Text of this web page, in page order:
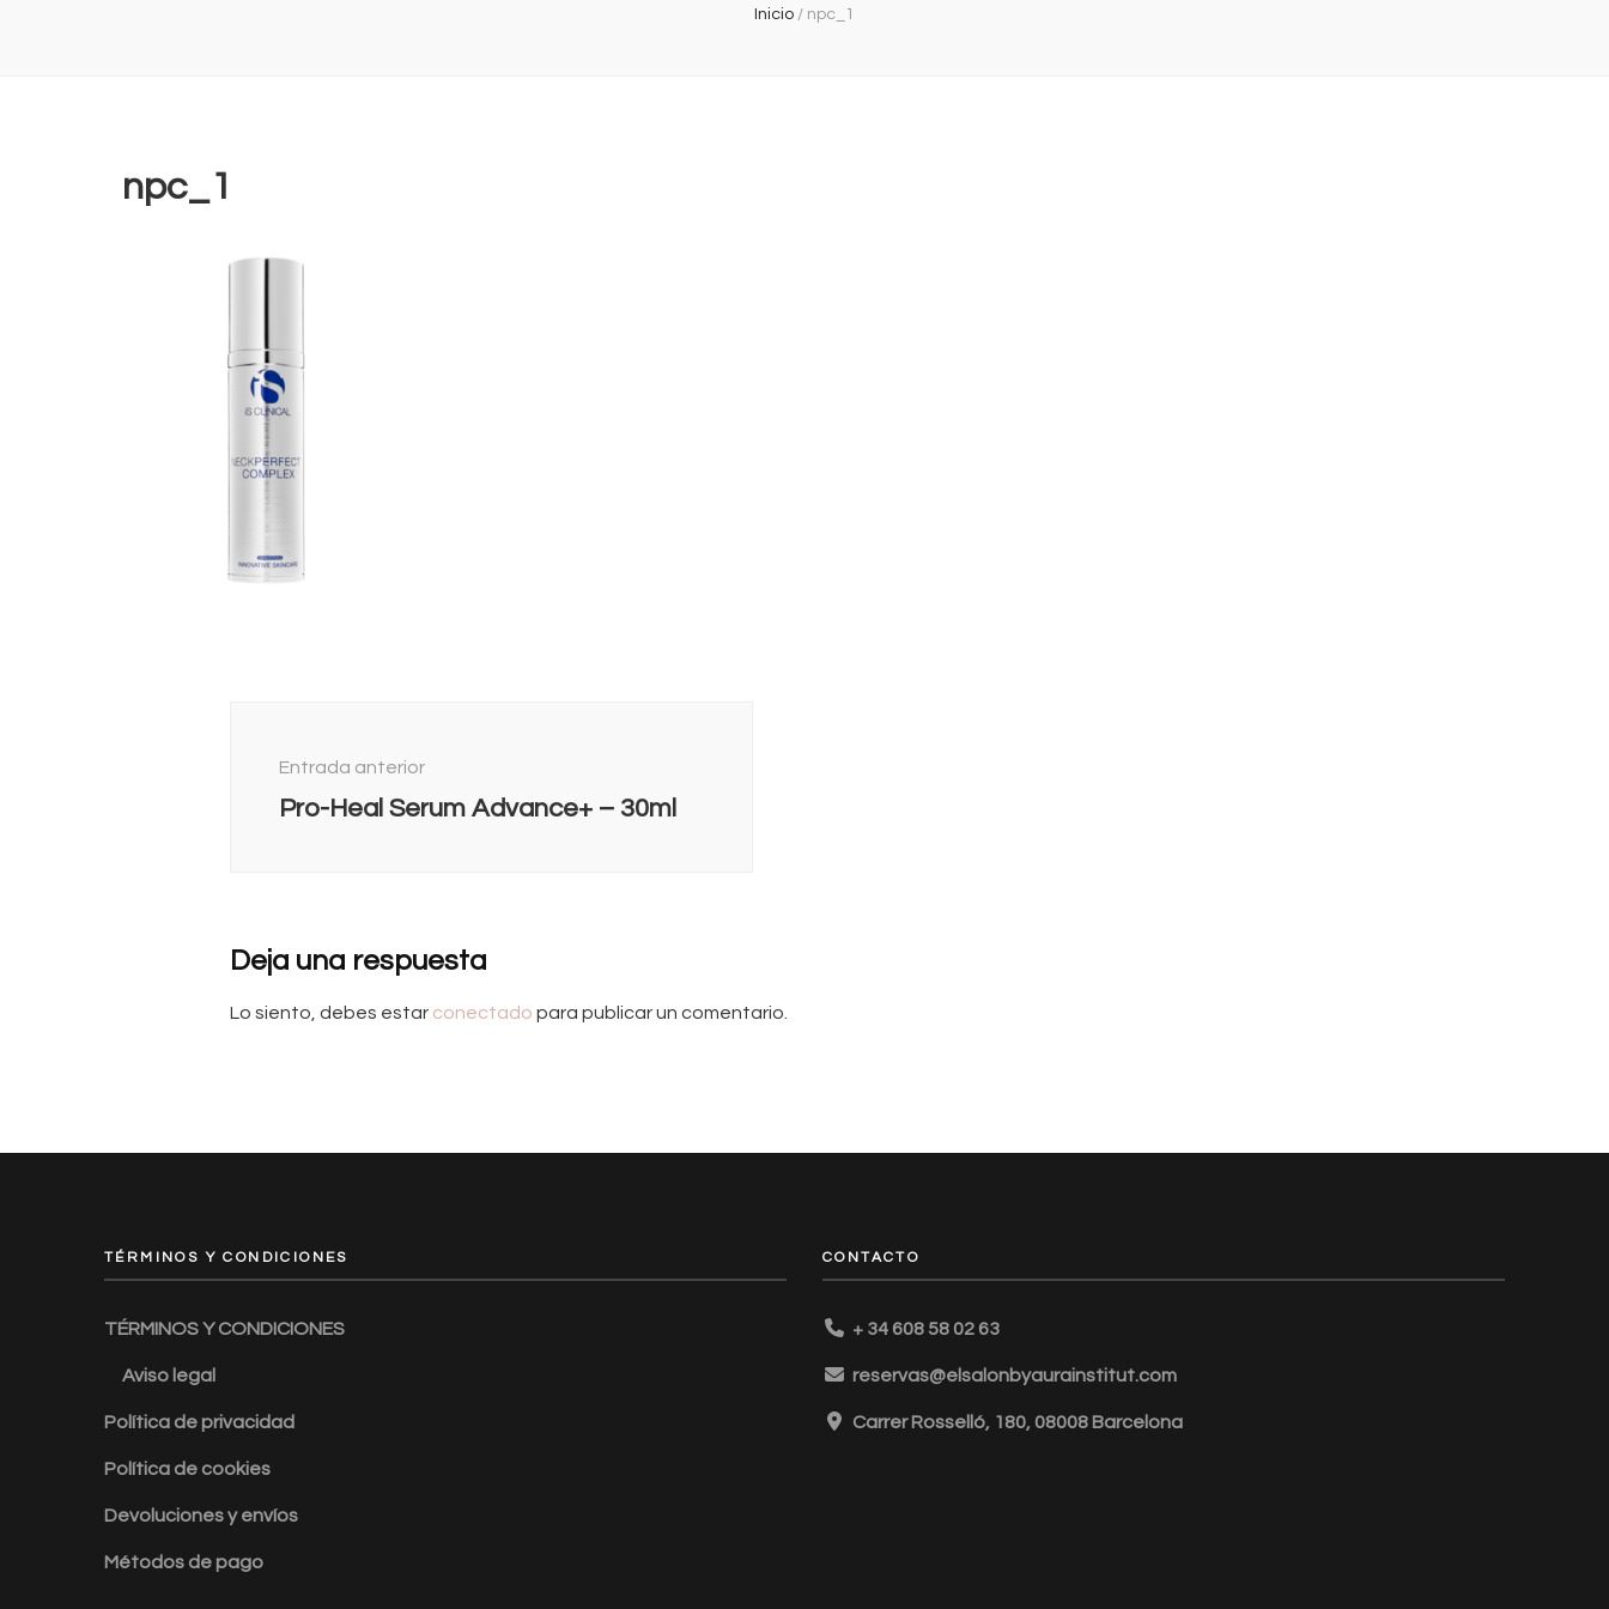
Inicio / npc_1
npc_1
entradas
Entrada anterior
Pro-Heal Serum Advance+ – 30ml
Deja una respuesta
Lo siento, debes estar conectado para publicar un comentario.
TÉRMINOS Y CONDICIONES
TÉRMINOS Y CONDICIONES
Aviso legal
Política de privacidad
Política de cookies
Devoluciones y envíos
Métodos de pago
CONTACTO
+ 34 608 58 02 63
reservas@elsalonbyaurainstitut.com
Carrer Rosselló, 180, 08008 Barcelona